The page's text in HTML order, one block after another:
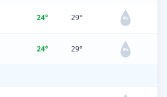
24° 29° 0%
24° 29° 0%